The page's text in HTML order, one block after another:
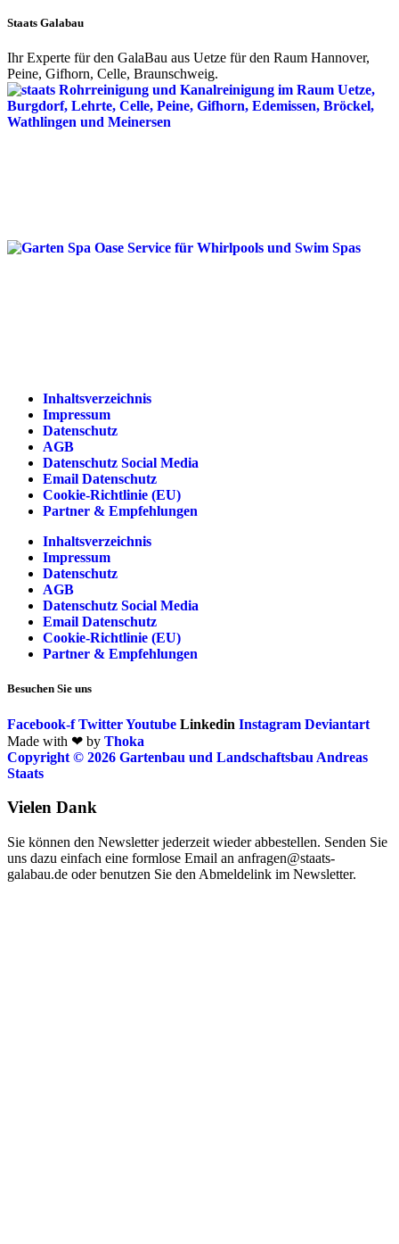
Staats Galabau
Ihr Experte für den GalaBau aus Uetze für den Raum Hannover,
Peine, Gifhorn, Celle, Braunschweig.
Inhaltsverzeichnis
Impressum
Datenschutz
AGB
Datenschutz Social Media
Email Datenschutz
Cookie-Richtlinie (EU)
Partner & Empfehlungen
Inhaltsverzeichnis
Impressum
Datenschutz
AGB
Datenschutz Social Media
Email Datenschutz
Cookie-Richtlinie (EU)
Partner & Empfehlungen
Besuchen Sie uns
Facebook-f TwitterYoutube Linkedin Instagram Deviantart
Made with ❤ by Thoka
Copyright © 2026 Gartenbau und Landschaftsbau Andreas
Staats
Vielen Dank
Sie können den Newsletter jederzeit wieder abbestellen. Senden Sie
uns dazu einfach eine formlose Email an anfragen@staats-
galabau.de oder benutzen Sie den Abmeldelink im Newsletter.